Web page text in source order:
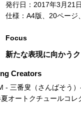
発行日：2017年3月21日
仕様：A4版、20ページ
Focus
新たな表現に向かう
Creators
- 三番叟（さんばそう）-
オートクチュールコレ